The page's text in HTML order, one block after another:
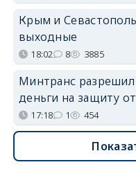
Крым и
выходные
18:02 8 3885
Минтранс
деньги на защиту
17:18 1 454